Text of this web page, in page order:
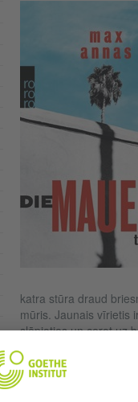
katra stūra draud
mūris. Jaunais vīrietis
slēpjoties un cerot uz
Kamēr Mozus
notiek īsti noziegumi –